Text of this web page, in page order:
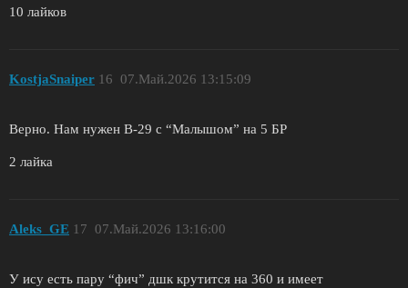
10 лайков
KostjaSnaiper 07.Май.2026 13:15:09
16
Верно. Нам нужен В-29 с “Малышом” на 5 БР
2 лайка
Aleks_GE 07.Май.2026 13:16:00
17
У ису есть пару “фич” дшк крутится на 360 и имеет